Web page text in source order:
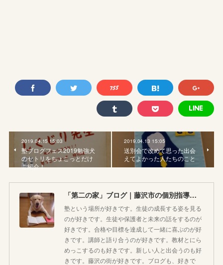
2019.04.15 15:03
塾ブログフェス2019勉強犬
のセトリをちょこっとだけ
ご紹介！
2019.04.13 15:05
送別会で改めて思った出会
えてよかった人たちのこと
「第二の家」ブログ｜藤沢市の個別指導塾のお話
塾という場所が好きです。生徒の成長する姿を見る
のが好きです。生徒や保護者と未来の話をするのが
好きです。合格や目標を達成して一緒に喜ぶのが好
きです。講師と語り合うのが好きです。教材とにら
めっこするのも好きです。新しい人と出会うのも好
きです。藤沢の街が好きです。ブログも、好きで